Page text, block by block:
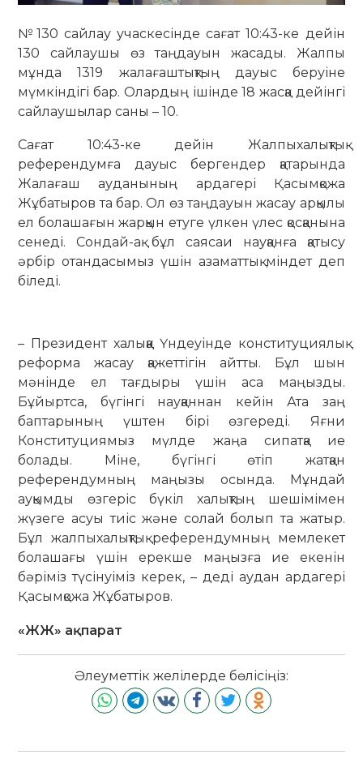
№130 сайлау учаскесінде сағат 10:43-ке дейін
130 сайлаушы өз таңдауын жасады. Жалпы
мұнда 1319 жалағаштықтың дауыс беруіне
мүмкіндігі бар. Олардың ішінде 18 жасқа дейінгі
сайлаушылар саны – 10.
Сағат 10:43-ке дейін Жалпыхалықтық
референдумға дауыс бергендер қатарында
Жалағаш ауданының ардагері Қасымқожа
Жұбатыров та бар. Ол өз таңдауын жасау арқылы
ел болашағын жарқын етуге үлкен үлес қосқанына
сенеді. Сондай-ақ бұл саясаи науқанға қатысу
әрбір отандасымыз үшін азаматтық міндет деп
біледі.
– Президент халыққа Үндеуінде конституциялық
реформа жасау қажеттігін айтты. Бұл шын
мәнінде ел тағдыры үшін аса маңызды.
Бұйыртса, бүгінгі науқаннан кейін Ата заң
баптарының үштен бірі өзге­реді. Яғни
Конституциямыз мүлде жаңа сипатқа ие
болады. Міне, бүгінгі өтіп жатқан
референдумның маңызы осында. Мұндай
ауқымды өзгеріс бүкіл халықтың шешімімен
жүзеге асуы тиіс және солай болып та жатыр.
Бұл жалпыхалықтық референдумның мемлекет
болашағы үшін ерекше маңызға ие екенін
бәріміз түсінуіміз керек, – деді аудан ардагері
Қасымқожа Жұбатыров.
«ЖЖ» ақпарат
Әлеуметтік желілерде бөлісіңіз: